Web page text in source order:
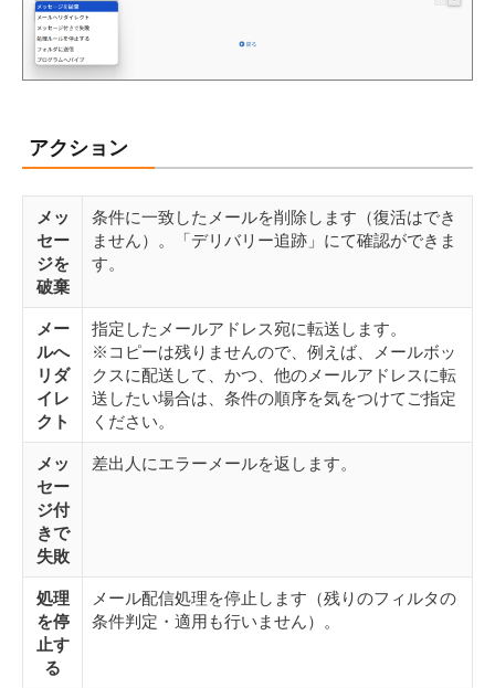
アクション
メッ
セー
ジを
破棄
条件に一致したメールを削除します（復活はでき
ません）。「デリバリー追跡」にて確認ができま
す。
メー
ルへ
リダ
イレ
クト
指定したメールアドレス宛に転送します。
※コピーは残りませんので、例えば、メールボッ
クスに配送して、かつ、他のメールアドレスに転
送したい場合は、条件の順序を気をつけてご指定
ください。
メッ
セー
ジ付
きで
失敗
差出人にエラーメールを返します。
処理
を停
止す
る
メール配信処理を停止します（残りのフィルタの
条件判定・適用も行いません）。